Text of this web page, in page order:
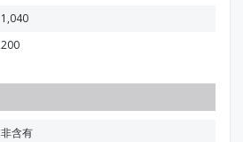
1,040
200
非含有